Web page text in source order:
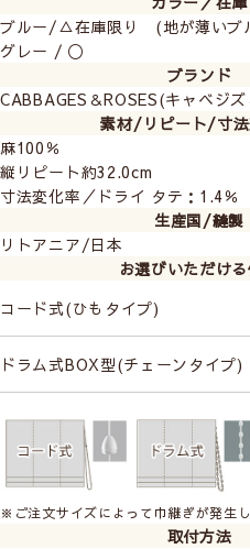
ブルー/△在庫限り (地が薄いブ
グレー / 〇
ブランド
CABBAGES＆ROSES(キャベジ
素材/リピート/寸
麻100％
縦リピート約32.0cm
寸法変化率／ドライ タテ：1.4
生産国/縫製
リトアニア/日本
お選びいただけ
コード式(ひもタイプ)
ドラム式BOX型(チェーンタイプ)
※ご注文サイズによって巾継ぎが発生
取付方法